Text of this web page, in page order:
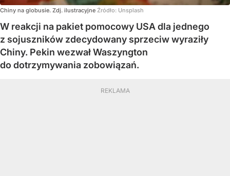
Chiny na globusie. Zdj. ilustracyjne Źródło: Unsplash
W reakcji na pakiet pomocowy USA dla jednego
z sojuszników zdecydowany sprzeciw wyraziły
Chiny. Pekin wezwał Waszyngton
do dotrzymywania zobowiązań.